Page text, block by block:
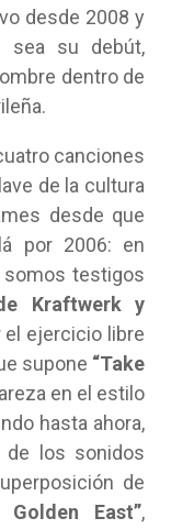
desde 2008 y
sea su debút,
dentro de
canciones
de la cultura
desde que
por 2006: en
testigos
Kraftwerk y
el ejercicio libre
supone “Take
en el estilo
hasta ahora,
de los sonidos
de
Golden East”,